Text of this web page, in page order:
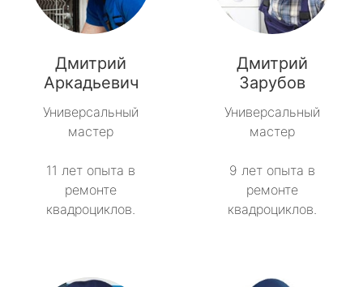
Дмитрий
Аркадьевич
Универсальный
мастер
11 лет опыта в
ремонте
квадроциклов.
Дмитрий
Зарубов
Универсальный
мастер
9 лет опыта в
ремонте
квадроциклов.